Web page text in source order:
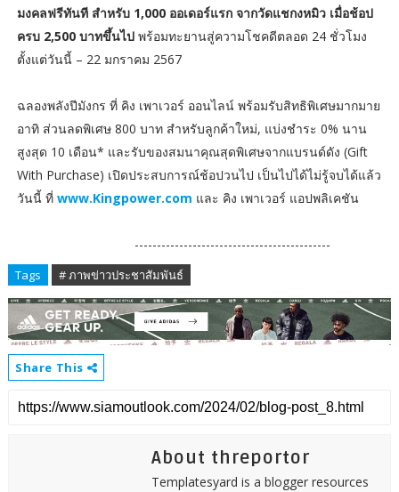
มงคลฟรีทันที สำหรับ 1,000 ออเดอร์แรก จากวัดแชกงหมิว เมื่อช้อป
ครบ 2,500 บาทขึ้นไป พร้อมทะยานสู่ความโชคดีตลอด 24 ชั่วโมง
ตั้งแต่วันนี้ – 22 มกราคม 2567
ฉลองพลังปีมังกร ที่ คิง เพาเวอร์ ออนไลน์ พร้อมรับสิทธิพิเศษมากมาย
อาทิ ส่วนลดพิเศษ 800 บาท สำหรับลูกค้าใหม่, แบ่งชําระ 0% นาน
สูงสุด 10 เดือน* และรับของสมนาคุณสุดพิเศษจากแบรนด์ดัง (Gift
With Purchase) เปิดประสบการณ์ช้อปวนไป เป็นไปได้ไม่รู้จบได้แล้ว
วันนี้ ที่ www.Kingpower.com และ คิง เพาเวอร์ แอปพลิเคชัน
--------------------------------------------
Tags # ภาพข่าวประชาสัมพันธ์
Share This
About threportor
Templatesyard is a blogger resources